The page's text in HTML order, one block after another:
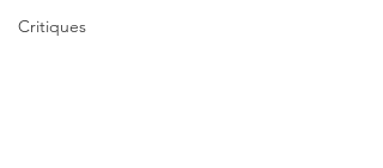
Critiques